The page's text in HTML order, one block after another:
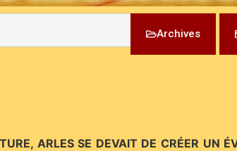
Archives
ARLES SE DEVAIT DE CRÉER UN